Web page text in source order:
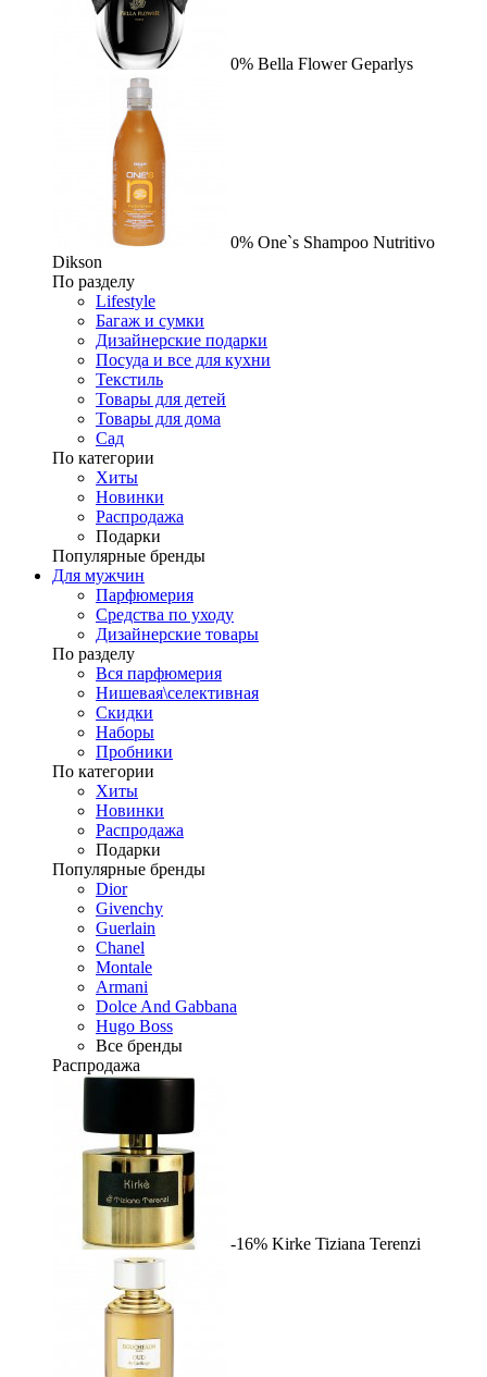
0% Bella Flower Geparlys
0% One`s Shampoo Nutritivo
Dikson
По разделу
Lifestyle
Багаж и сумки
Дизайнерские подарки
Посуда и все для кухни
Текстиль
Товары для детей
Товары для дома
Сад
По категории
Хиты
Новинки
Распродажа
Подарки
Популярные бренды
Для мужчин
Парфюмерия
Средства по уходу
Дизайнерские товары
По разделу
Вся парфюмерия
Нишевая\селективная
Скидки
Наборы
Пробники
По категории
Хиты
Новинки
Распродажа
Подарки
Популярные бренды
Dior
Givenchy
Guerlain
Chanel
Montale
Armani
Dolce And Gabbana
Hugo Boss
Все бренды
Распродажа
-16% Kirke Tiziana Terenzi